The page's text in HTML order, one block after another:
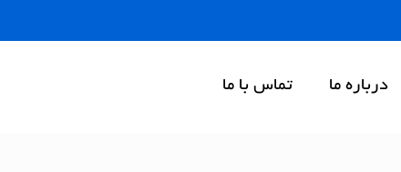
درباره ما تماس با ما